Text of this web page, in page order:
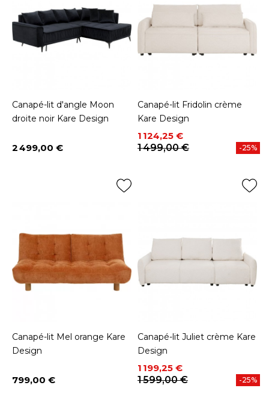
Canapé-lit d'angle Moon
droite noir Kare Design
Prix
2 499,00 €
Canapé-lit Fridolin crème
Kare Design
Prix
1 124,25 €
Prix de base
1 499,00 €
-25%
Canapé-lit Mel orange Kare
Design
Prix
799,00 €
Canapé-lit Juliet crème Kare
Design
Prix
1 199,25 €
Prix de base
1 599,00 €
-25%